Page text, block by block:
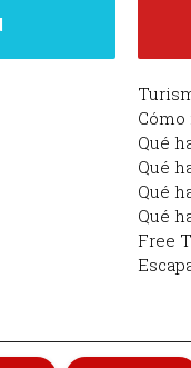
Qué
Qué
Qué
Qué
Free